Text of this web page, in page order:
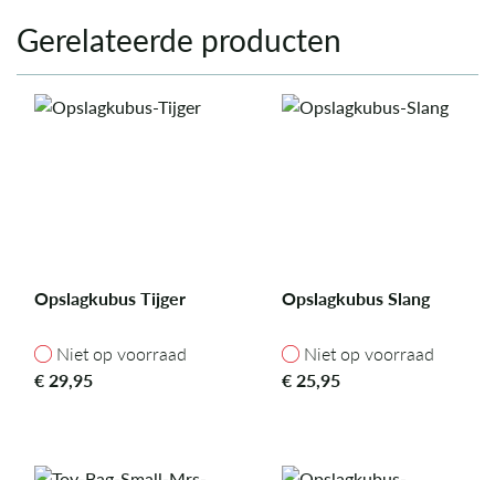
Gerelateerde producten
Opslagkubus Tijger
Niet op voorraad
Niet op voorraad
€29,95
Opslagkubus Slang
Niet op voorraad
Niet op voorraad
€25,95